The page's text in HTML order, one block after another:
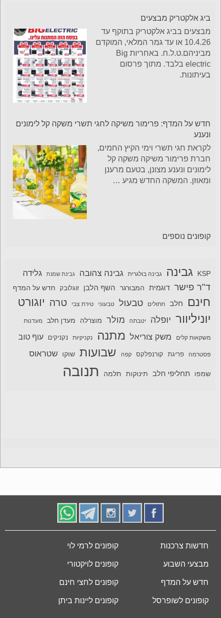
ביג אלקטריק מבצעים
מבצעים בביג אלקטריק בתוקף עד
10.4.26 או עד גמר המלאי, המוקדם
מביניהם.ט.ל.ח. באחריות Big
electric בלבד. מתוך פרסום
בעיתונות.
חדש על המדף: פרימור משיקה לחגי תשרי משקה קל לימונים
ונענע
לקראת חגי תשרי וימי הקיץ החמים,
חברת פרימור משיקה משקה קל
לימונים ונענע מצונן, בטעם מרענן
ומאוזן. המשקה החדש מגיע …
קופונים נוספים
KSP גבינה גבינה בולגרית גבינה צהובה גבינת שמנת גלידה
ד"ר פישר דוגמית המבורגר השף הלבן זוגלובק חדש על המדף
חינם חלב חתולים טבעול טבעוני טירת צבי טרה יוגורט
יוניליוור יופלה יטבתה מולר מוצרלה מעדן חלב מעדנות
משקאות קלים משק צוריאל מתנה נקניקיות נקניקים עוף טוב
פסטרמה פריגת קורנפלקס קפה שבועות שוקו שטראוס
שמפו תחליפי חלב תינוקות תלמה תנובה
חדשות צרכנות
מבצעי השבוע
חדש על המדף
קופונים לשופרסל
קופונים לרמי לוי
קופונים לויקטורי
קופונים לחצי חינם
קופונים ליינות ביתן